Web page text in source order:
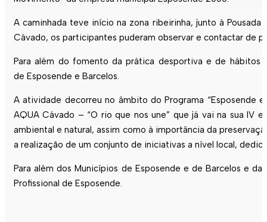
A caminhada teve início na zona ribeirinha, junto à
Cávado, os participantes puderam observar e contactar de
Para além do fomento da prática desportiva e de hábitos
de Esposende e Barcelos.
A atividade decorreu no âmbito do Programa “Esposende
AQUA Cávado – “O rio que nos une” que já vai na sua IV
ambiental e natural, assim como à importância da
a realização de um conjunto de iniciativas a nível local,
Para além dos Municípios de Esposende e de Barcelos e
Profissional de Esposende